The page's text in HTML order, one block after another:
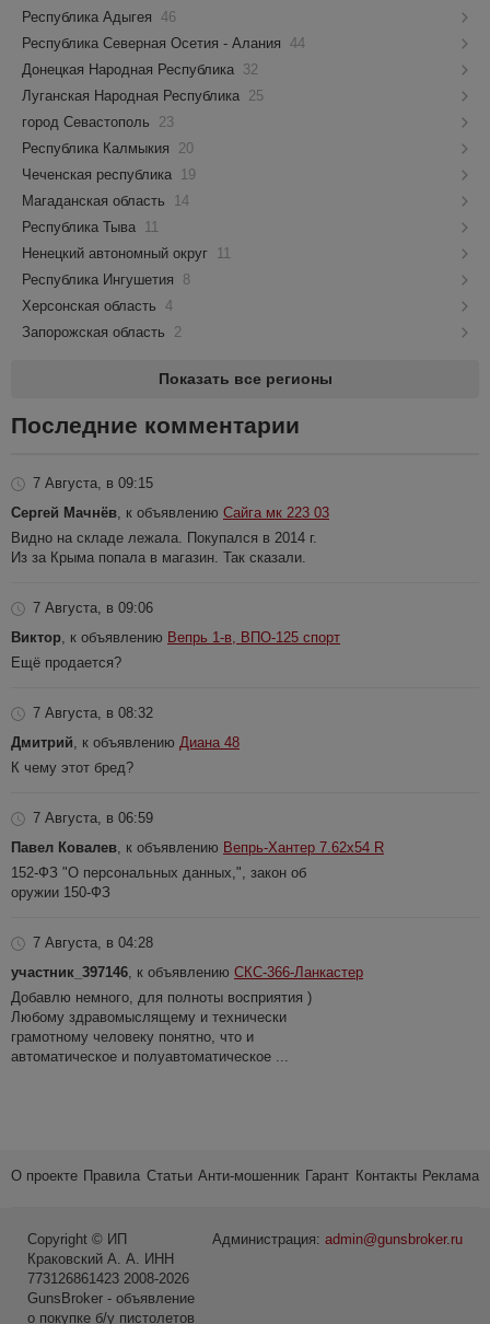
Республика Адыгея 46
Республика Северная Осетия - Алания 44
Донецкая Народная Республика 32
Луганская Народная Республика 25
город Севастополь
23
Республика Калмыкия
20
Чеченская республика
19
Магаданская область
14
Республика Тыва
11
Ненецкий автономный округ
11
Республика Ингушетия
8
Херсонская область 4
Запорожская область
2
Показать все регионы
Последние комментарии
7 Августа, в 09:15
Сергей Мачнёв, к объявлению Сайга мк 223 03
Видно на складе лежала. Покупался в 2014 г.
Из за Крыма попала в магазин. Так сказали.
7 Августа, в 09:06
Виктор, к объявлению Вепрь 1-в, ВПО-125 спорт
Ещё продается?
7 Августа, в 08:32
Дмитрий, к объявлению Диана 48
К чему этот бред?
7 Августа, в 06:59
Павел Ковалев, к объявлению Вепрь-Хантер 7.62х54 R
152-ФЗ "О персональных данных,", закон об
оружии 150-ФЗ
7 Августа, в 04:28
участник_397146, к объявлению СКС-366-Ланкастер
Добавлю немного, для полноты восприятия )
Любому здравомыслящему и технически
грамотному человеку понятно, что и
автоматическое и полуавтоматическое ...
О проекте Правила Статьи Анти-мошенник Гарант Контакты Реклама
Администрация: admin@gunsbroker.ru
Copyright © ИП
Краковский А. А. ИНН
773126861423 2008-2026
GunsBroker - объявление
о покупке б/у пистолетов